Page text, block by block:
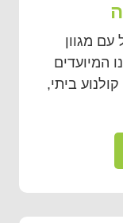
מגוון
המיועדים
ביתי,